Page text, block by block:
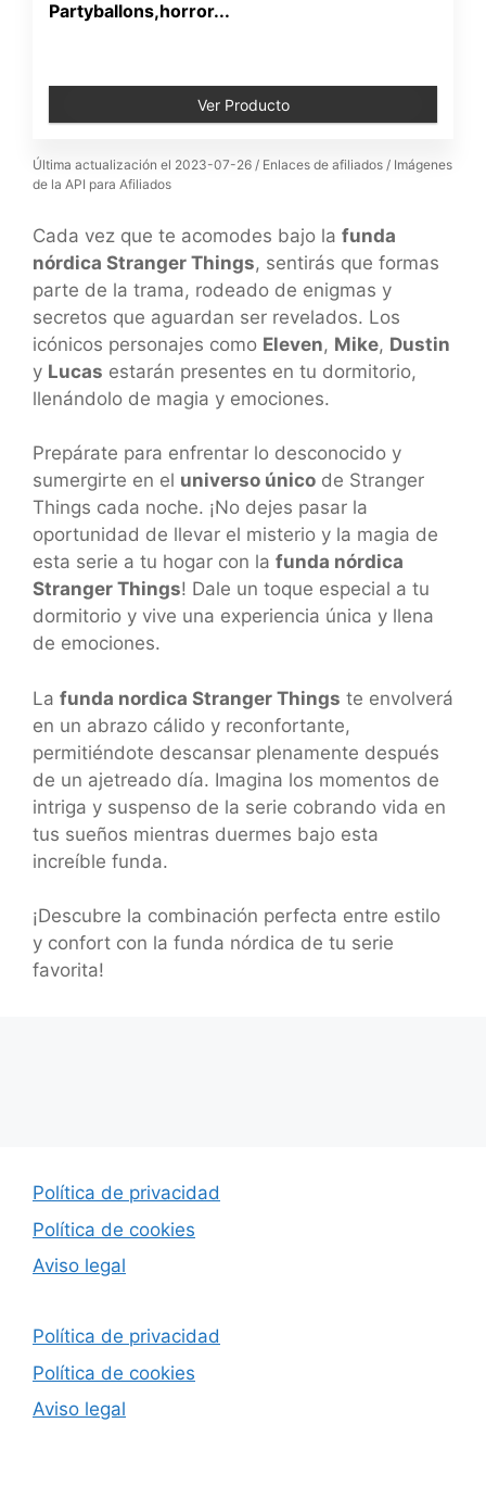
Partyballons,horror...
Ver Producto
Última actualización el 2023-07-26 / Enlaces de afiliados / Imágenes
de la API para Afiliados
Cada vez que te acomodes bajo la funda
nórdica Stranger Things, sentirás que formas
parte de la trama, rodeado de enigmas y
secretos que aguardan ser revelados. Los
icónicos personajes como Eleven, Mike, Dustin
y Lucas estarán presentes en tu dormitorio,
llenándolo de magia y emociones.
Prepárate para enfrentar lo desconocido y
sumergirte en el universo único de Stranger
Things cada noche. ¡No dejes pasar la
oportunidad de llevar el misterio y la magia de
esta serie a tu hogar con la funda nórdica
Stranger Things! Dale un toque especial a tu
dormitorio y vive una experiencia única y llena
de emociones.
La funda nordica Stranger Things te envolverá
en un abrazo cálido y reconfortante,
permitiéndote descansar plenamente después
de un ajetreado día. Imagina los momentos de
intriga y suspenso de la serie cobrando vida en
tus sueños mientras duermes bajo esta
increíble funda.
¡Descubre la combinación perfecta entre estilo
y confort con la funda nórdica de tu serie
favorita!
Política de privacidad
Política de cookies
Aviso legal
Política de privacidad
Política de cookies
Aviso legal